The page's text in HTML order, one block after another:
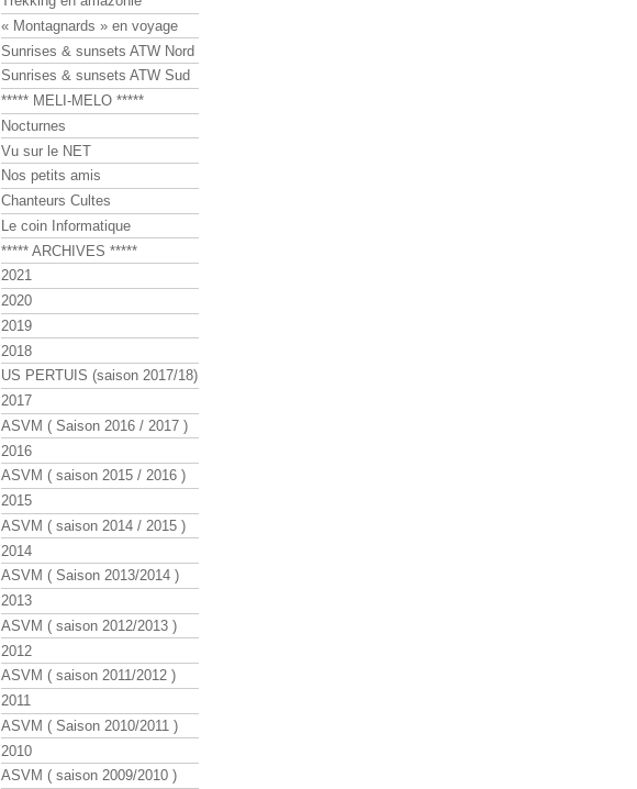
« Montagnards » en voyage
Sunrises & sunsets ATW Nord
Sunrises & sunsets ATW Sud
***** MELI-MELO *****
Nocturnes
Vu sur le NET
Nos petits amis
Chanteurs Cultes
Le coin Informatique
***** ARCHIVES *****
2021
2020
2019
2018
US PERTUIS (saison 2017/18)
2017
ASVM ( Saison 2016 / 2017 )
2016
ASVM ( saison 2015 / 2016 )
2015
ASVM ( saison 2014 / 2015 )
2014
ASVM ( Saison 2013/2014 )
2013
ASVM ( saison 2012/2013 )
2012
ASVM ( saison 2011/2012 )
2011
ASVM ( Saison 2010/2011 )
2010
ASVM ( saison 2009/2010 )